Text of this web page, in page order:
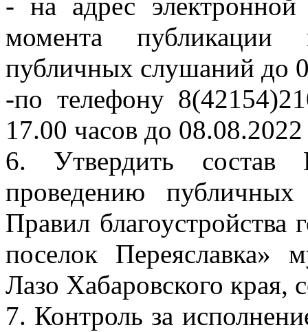
- на адрес
момента публикации
публичных слушаний до
-по телефону
17.00 часов до
6. Утвердить состав
проведению
Правил благоустройства
поселок Переяславка»
Лазо Хабаровского края,
7. Контроль за